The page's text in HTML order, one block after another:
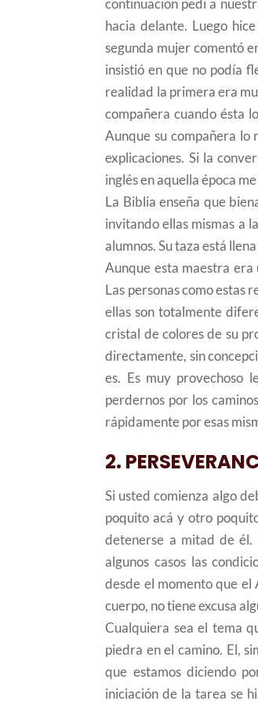
continuación pedí a
hacia delante. Luego
segunda mujer comentó
insistió en que no podía
realidad la primera era
compañera cuando ésta
Aunque su compañera lo
explicaciones. Si la
inglés en aquella época
La Biblia enseña que
invitando ellas mismas a
alumnos. Su taza está
Aunque esta maestra era
Las personas como estas
ellas son totalmente
cristal de colores de su
directamente, sin
es. Es muy provechoso
perdernos por los
rápidamente por esas
2.
Si usted comienza algo
poquito acá y otro
detenerse a mitad de
algunos casos las
desde el momento que
cuerpo, no tiene excusa
Cualquiera sea el tema
piedra en el camino. El,
que estamos diciendo
iniciación de la tarea se